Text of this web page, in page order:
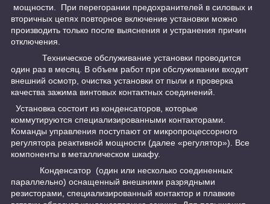
мощности. При перегорании предохранителей в силовых и
вторичных цепях повторное включение установки можно
производить только после выяснения и устранения причин
отключения.
Техническое обслуживание установки проводится
один раз в месяц. В объем работ при обслуживании входит
внешний осмотр, очистка установки от пыли и проверка
качества зажима винтовых контактных соединений.
Установка состоит из конденсаторов, которые
коммутируются специализированными контакторами.
Команды управления поступают от микропроцессорного
регулятора реактивной мощности (далее «регулятор»). Все
компоненты в металлическом шкафу.
Конденсатор (один или несколько соединенных
параллельно) оснащенный внешними разрядными
резисторами, специализированный контактор и плавкие